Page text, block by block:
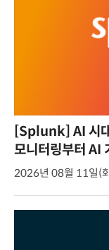
[Splunk] AI 시
모니터링부터 AI
2026년 08월 11일(